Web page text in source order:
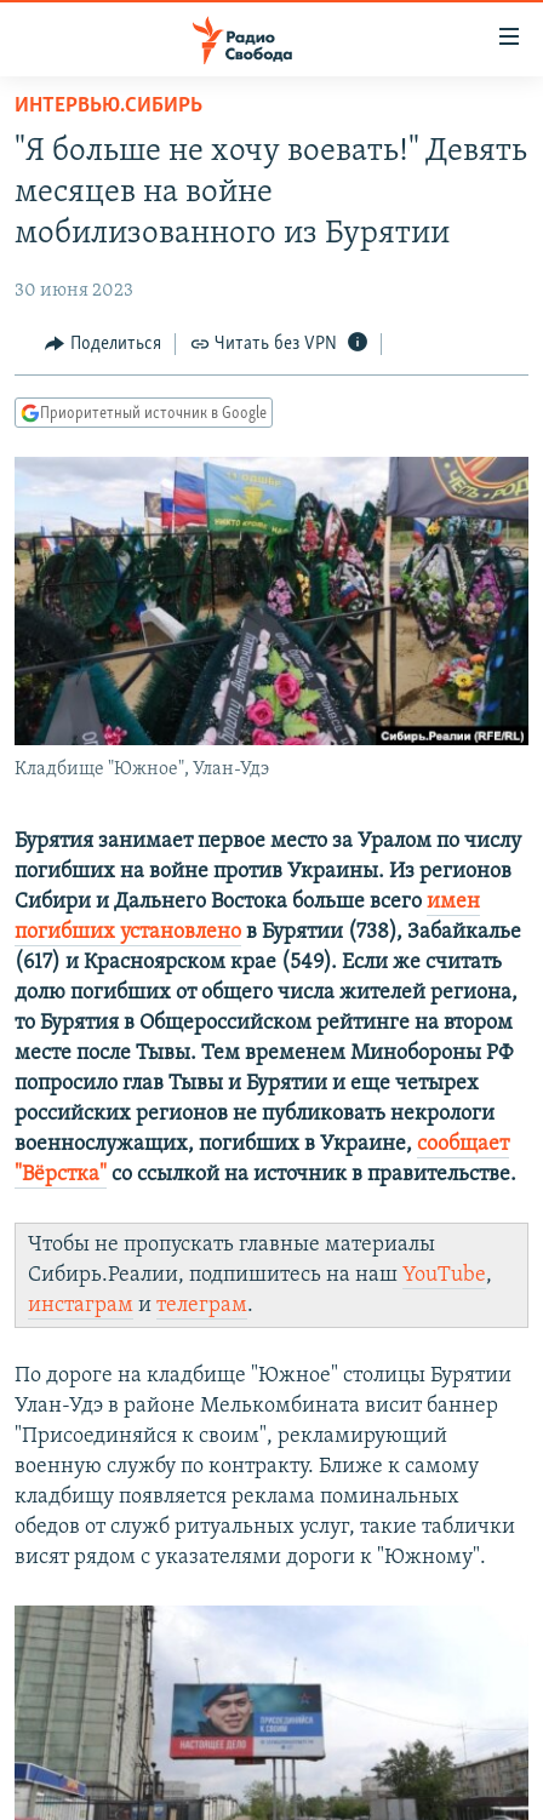
упрощенного
доступа
основному
Вернутся
Вернутся
поиску
ПРОГРАММЫ
АВТОРСКИЕ ПРОЕКТЫ
МНЕНИЯ
КУЛЬТУРА
КАВКАЗ.РЕАЛИИ
СЕВЕР.РЕАЛИИ
СИБИРЬ.РЕАЛИИ
РАСПИСАНИЕ ВЕЩАНИЯ
ПОДПИШИТЕСЬ НА РАССЫЛКУ
СОЦИАЛЬНЫЕ СЕТИ
Все сайты РСЕ/РС
ИНТЕРВЬЮ.СИБИРЬ
"Я больше не хочу воевать!" Девять
месяцев на войне
мобилизованного из Бурятии
30 июня 2023
Поделиться Читать без VPN
Приоритетный источник в Google
Кладбище "Южное", Улан-Удэ
Бурятия занимает первое место за Уралом по числу
погибших на войне против Украины. Из регионов
Сибири и Дальнего Востока больше всего имен
погибших установлено в Бурятии (738), Забайкалье
(617) и Красноярском крае (549). Если же считать
долю погибших от общего числа жителей региона,
то Бурятия в Общероссийском рейтинге на втором
месте после Тывы. Тем временем Минобороны РФ
попросило глав Тывы и Бурятии и еще четырех
российских регионов не публиковать некрологи
военнослужащих, погибших в Украине, сообщает
"Вёрстка" со ссылкой на источник в правительстве.
Чтобы не пропускать главные материалы
Сибирь.Реалии, подпишитесь на наш YouTube,
инстаграм и телеграм.
По дороге на кладбище "Южное" столицы Бурятии
Улан-Удэ в районе Мелькомбината висит баннер
"Присоединяйся к своим", рекламирующий
военную службу по контракту. Ближе к самому
кладбищу появляется реклама поминальных
обедов от служб ритуальных услуг, такие таблички
висят рядом с указателями дороги к "Южному".